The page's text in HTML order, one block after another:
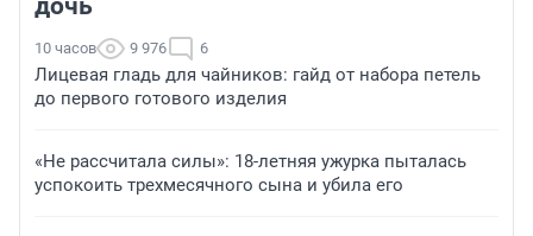
дочь
10 часов 9 976 6
Лицевая гладь для чайников: гайд от набора петель
до первого готового изделия
«Не рассчитала силы»: 18-летняя ужурка пыталась
успокоить трехмесячного сына и убила его